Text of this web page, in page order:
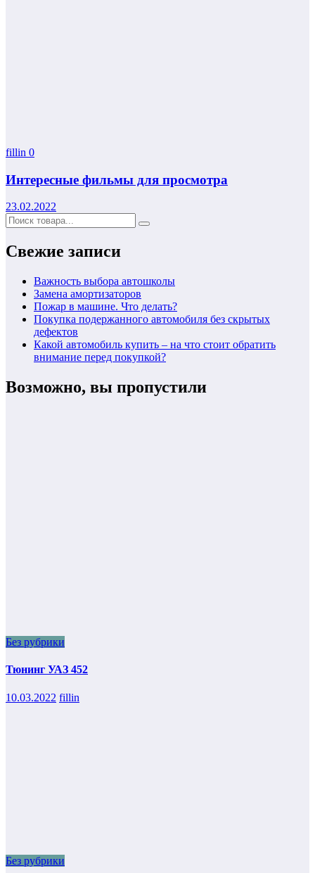
fillin 0
Интересные фильмы для просмотра
23.02.2022
Свежие записи
Важность выбора автошколы
Замена амортизаторов
Пожар в машине. Что делать?
Покупка подержанного автомобиля без скрытых
дефектов
Какой автомобиль купить – на что стоит обратить
внимание перед покупкой?
Возможно, вы пропустили
Без рубрики
Тюнинг УАЗ 452
10.03.2022 fillin
Без рубрики